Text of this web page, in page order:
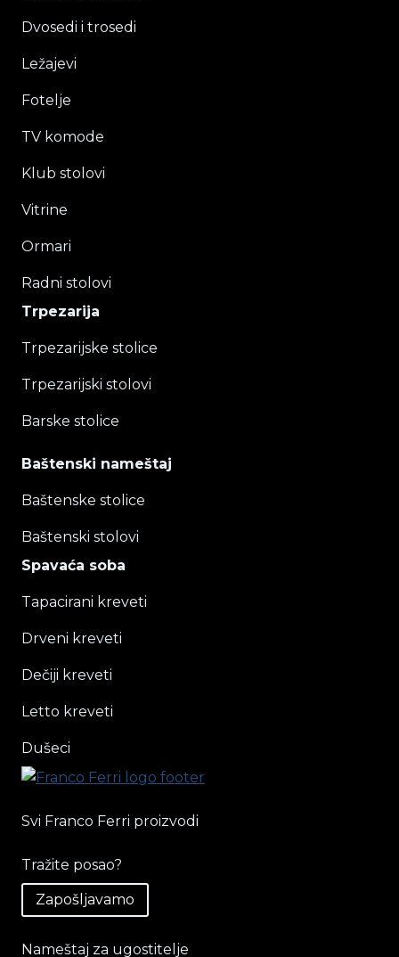
Dvosedi i trosedi
Ležajevi
Fotelje
TV komode
Klub stolovi
Vitrine
Ormari
Radni stolovi
Trpezarija
Trpezarijske stolice
Trpezarijski stolovi
Barske stolice
Baštenski nameštaj
Baštenske stolice
Baštenski stolovi
Spavaća soba
Tapacirani kreveti
Drveni kreveti
Dečiji kreveti
Letto kreveti
Dušeci
Svi Franco Ferri proizvodi
Tražite posao?
Zapošljavamo
Nameštaj za ugostitelje